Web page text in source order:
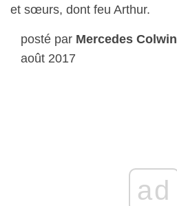
et sœurs, dont feu Arthur.
posté par Mercedes Colwin
août 2017
ad